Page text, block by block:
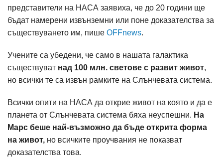
представители на НАСА заявиха, че до 20 години ще
бъдат намерени извънземни или поне доказателства за
съществуването им, пише OFFnews.
Учените са убедени, че само в нашата галактика
съществуват над 100 млн. светове с развит живот,
но всички те са извън рамките на Слънчевата система.
Всички опити на НАСА да открие живот на която и да е
планета от Слънчевата система бяха неуспешни. На
Марс беше най-възможно да бъде открита форма
на живот, но всичките проучвания не показват
доказателства това.